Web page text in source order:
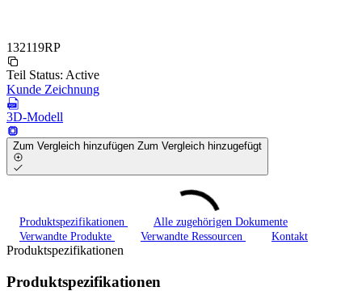
132119RP
Teil Status: Active
Kunde Zeichnung
3D-Modell
Zum Vergleich hinzufügen Zum Vergleich hinzugefügt
Produktspezifikationen
Alle zugehörigen Dokumente
Verwandte Produkte
Verwandte Ressourcen Kontakt
Produktspezifikationen
Produktspezifikationen